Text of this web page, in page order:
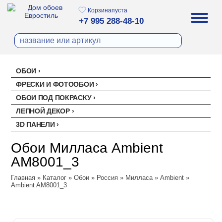
Корзинапуста
+7 995 288-48-10
ОБОИ
Все обои
Палитра
Палитра
Erismann
Erismann
Артекс
Ateliero
Милласа
Ambient
Ambient Vol.2
Ambient Vol.3
ФРЕСКИ И ФОТООБОИ
ОБОИ ПОД ПОКРАСКУ
Стеклохолст малярный
Ремонтный флизелин
ЛЕПНОЙ ДЕКОР
Перфект
3D ПАНЕЛИ
Панели под покраску
Цветные панели
Обои Милласа Ambient
AM8001_3
Главная » Каталог »Обои » Россия » Милласа»Ambient »
Ambient AM8001_3